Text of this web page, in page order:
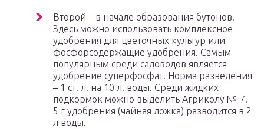
Второй – в начале образования бутонов.
Здесь можно использовать комплексное
удобрения для цветочных культур или
фосфорсодержащие удобрения. Самым
популярным среди садоводов является
удобрение суперфосфат. Норма разведения
– 1 ст. л. на 10 л. воды. Среди жидких
подкормок можно выделить Агриколу № 7.
5 г удобрения (чайная ложка) разводится в 2
л воды.